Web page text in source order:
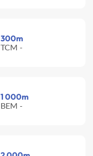
300m
TCM -
1 000m
BEM -